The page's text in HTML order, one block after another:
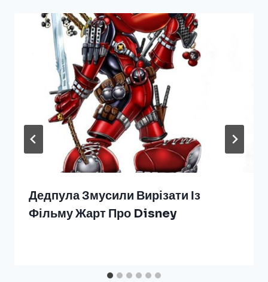
Дедпула Змусили Вирізати Із
Фільму Жарт Про Disney